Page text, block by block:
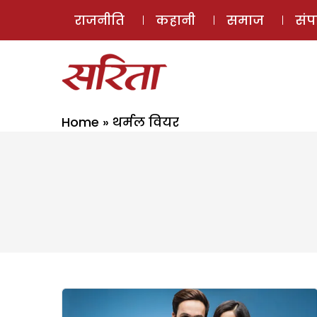
राजनीति कहानी समाज
Home » थर्मल वियर